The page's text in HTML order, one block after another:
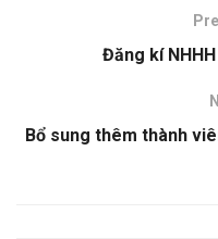
Đăng kí
Bổ sung thêm thành